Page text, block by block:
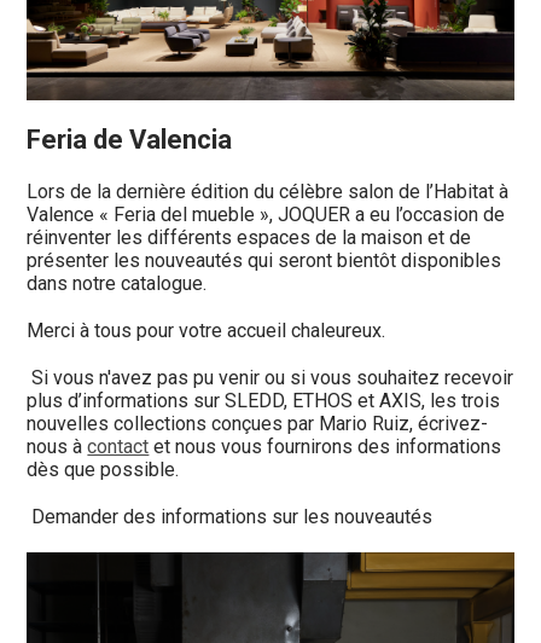
Feria de Valencia
Lors de la dernière édition du célèbre salon de l’Habitat à
Valence « Feria del mueble », JOQUER a eu l’occasion de
réinventer les différents espaces de la maison et de
présenter les nouveautés qui seront bientôt disponibles
dans notre catalogue.
Merci à tous pour votre accueil chaleureux.
Si vous n'avez pas pu venir ou si vous souhaitez recevoir
plus d’informations sur SLEDD, ETHOS et AXIS, les trois
nouvelles collections conçues par Mario Ruiz, écrivez-
nous àcontact et nous vous fournirons des informations
dès que possible.
Demander des informations sur les nouveautés